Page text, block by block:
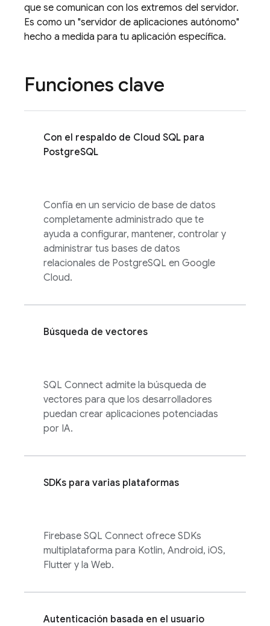
que se comunican con los extremos del servidor.
Es como un "servidor de aplicaciones autónomo"
hecho a medida para tu aplicación específica.
Funciones clave
Con el respaldo de Cloud SQL para
PostgreSQL
Confía en un servicio de base de datos
completamente administrado que te
ayuda a configurar, mantener, controlar y
administrar tus bases de datos
relacionales de PostgreSQL en Google
Cloud.
Búsqueda de vectores
SQL Connect admite la búsqueda de
vectores para que los desarrolladores
puedan crear aplicaciones potenciadas
por IA.
SDKs para varias plataformas
Firebase SQL Connect ofrece SDKs
multiplataforma para Kotlin, Android, iOS,
Flutter y la Web.
Autenticación basada en el usuario